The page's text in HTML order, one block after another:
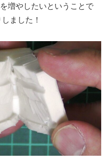
増やしたいということで
ました！